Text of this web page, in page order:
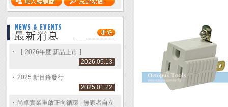
【 2026年度 新品上市 】
2026.05.13
2025 新目錄發行
2025.01.22
尚卓實業重啟正向循環 - 無家者自立